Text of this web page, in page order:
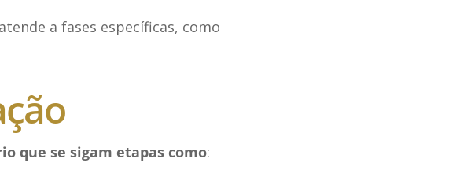
a fases específicas, como
que se sigam etapas como: